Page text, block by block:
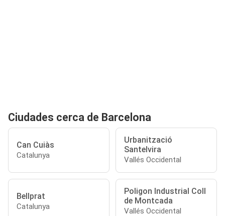
Ciudades cerca de Barcelona
Can Cuiàs
Catalunya
Urbanització
Santelvira
Vallés Occidental
Bellprat
Catalunya
Poligon Industrial Coll
de Montcada
Vallés Occidental